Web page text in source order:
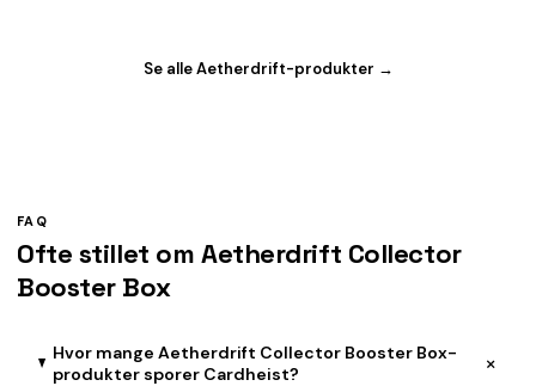
Se alle Aetherdrift-produkter →
FAQ
Ofte stillet om Aetherdrift Collector
Booster Box
Hvor mange Aetherdrift Collector Booster Box-
produkter sporer Cardheist?
+